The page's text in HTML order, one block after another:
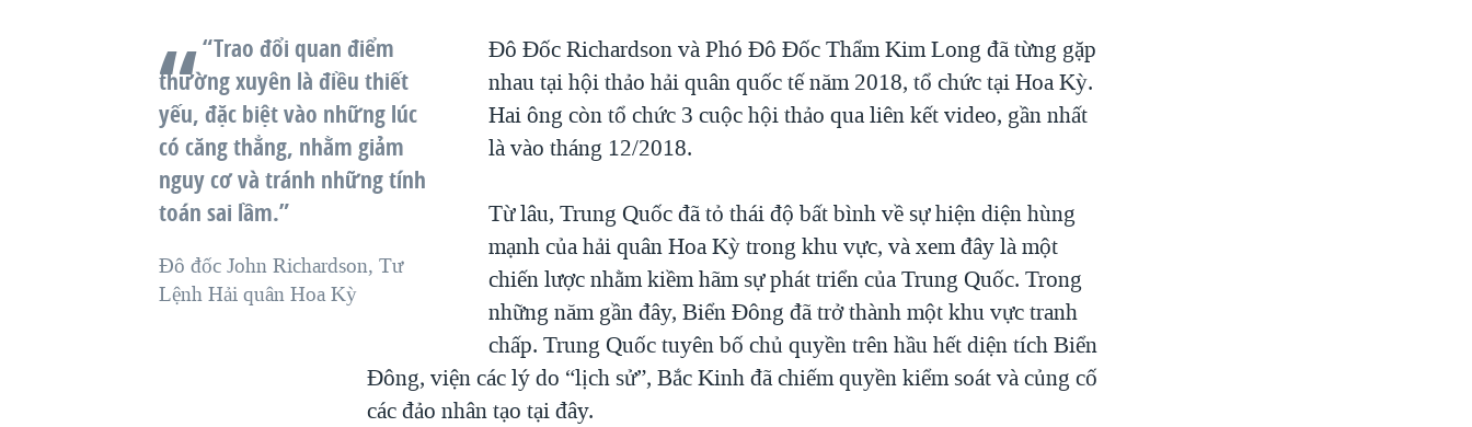
“Trao đổi quan điểm
thường xuyên là điều thiết
yếu, đặc biệt vào những lúc
có căng thẳng, nhằm giảm
nguy cơ và tránh những tính
toán sai lầm.”
Đô đốc John Richardson, Tư
Lệnh Hải quân Hoa Kỳ
Đô Đốc Richardson và Phó Đô Đốc Thẩm Kim Long đã từng gặp
nhau tại hội thảo hải quân quốc tế năm 2018, tổ chức tại Hoa Kỳ.
Hai ông còn tổ chức 3 cuộc hội thảo qua liên kết video, gần nhất
là vào tháng 12/2018.
Từ lâu, Trung Quốc đã tỏ thái độ bất bình về sự hiện diện hùng
mạnh của hải quân Hoa Kỳ trong khu vực, và xem đây là một
chiến lược nhằm kiềm hãm sự phát triển của Trung Quốc. Trong
những năm gần đây, Biển Đông đã trở thành một khu vực tranh
chấp. Trung Quốc tuyên bố chủ quyền trên hầu hết diện tích Biển
Đông, viện các lý do “lịch sử”, Bắc Kinh đã chiếm quyền kiểm soát và củng cố
các đảo nhân tạo tại đây.